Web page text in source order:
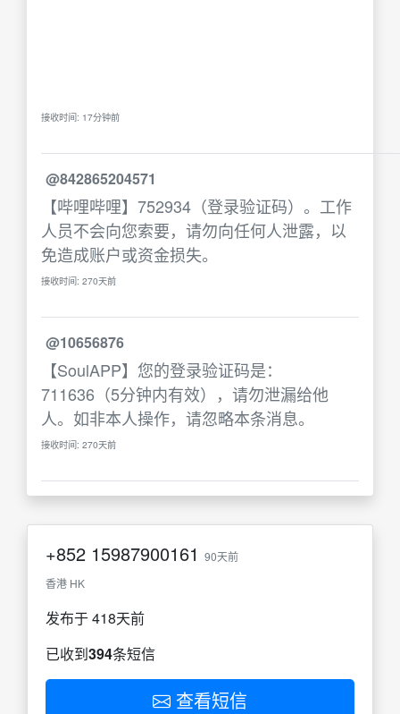
接收时间: 17分钟前
@842865204571
【哔哩哔哩】752934（登录验证码）。工作
人员不会向您索要，请勿向任何人泄露，以
免造成账户或资金损失。
接收时间: 270天前
@10656876
【SoulAPP】您的登录验证码是：
711636（5分钟内有效），请勿泄漏给他
人。如非本人操作，请忽略本条消息。
接收时间: 270天前
+852 15987900161 90天前
香港 HK
发布于 418天前
已收到394条短信
查看短信